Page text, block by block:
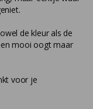
de kleur als de
mooi oogt maar
voor je